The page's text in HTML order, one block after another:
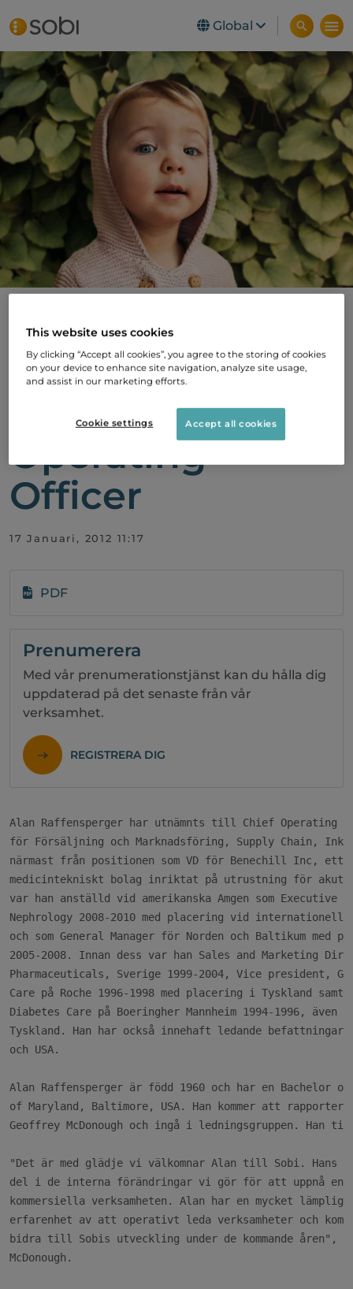
Skip to main content
Global
Alan
Raffensperger
utsedd till Chief
Operating
Officer
17 Januari, 2012 11:17
Alan Raffensperger har utnämnts till Chief Operating
för Försäljning och Marknadsföring, Supply Chain,
närmast från positionen som VD för Benechill Inc, ett
medicintekniskt bolag inriktat på utrustning för
var han anställd vid amerikanska Amgen som Executive
Nephrology 2008-2010 med placering vid
och som General Manager för Norden och Baltikum med
2005-2008. Innan dess var han Sales and Marketing
Pharmaceuticals, Sverige 1999-2004, Vice president,
Care på Roche 1996-1998 med placering i Tyskland
Diabetes Care på Boeringher Mannheim 1994-1996, även
Tyskland. Han har också innehaft ledande befattningar
och USA.
Alan Raffensperger är född 1960 och har en Bachelor
of Maryland, Baltimore, USA. Han kommer att
Geoffrey McDonough och ingå i ledningsgruppen. Han
"Det är med glädje vi välkomnar Alan till Sobi. Hans
del i de interna förändringar vi gör för att uppnå en
kommersiella verksamheten. Alan har en mycket lämplig
erfarenhet av att operativt leda verksamheter och
bidra till Sobis utveckling under de kommande åren",
McDonough.
PDF
Prenumerera
Med vår prenumerationstjänst kan du hålla dig
uppdaterad på det senaste från vår
verksamhet.
REGISTRERA DIG
This website uses cookies
By clicking “Accept all cookies”, you agree to the storing of cookies
on your device to enhance site navigation, analyze site usage,
and assist in our marketing efforts.
Cookie settings Accept all cookies